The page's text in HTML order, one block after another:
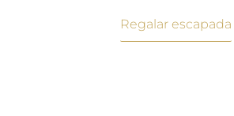
Regalar escapada